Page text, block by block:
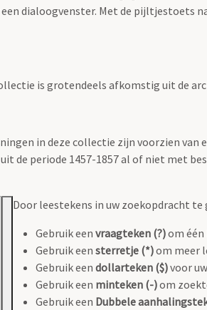
dialoogvenster. Met de pijltjestoets
is grotendeels afkomstig uit de
in deze collectie zijn voorzien
de periode 1457-1857 al of niet met
Door leestekens in uw zoekopdracht
Gebruik een vraagteken (?)om
Gebruik een sterretje (*)om meer
Gebruik een dollarteken ($)voor
Gebruik een minteken (-)om
Gebruik een Dubbele